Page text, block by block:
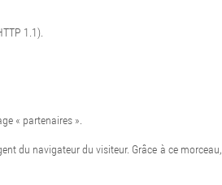
1.1).
« partenaires ».
du navigateur du visiteur. Grâce à ce morceau,